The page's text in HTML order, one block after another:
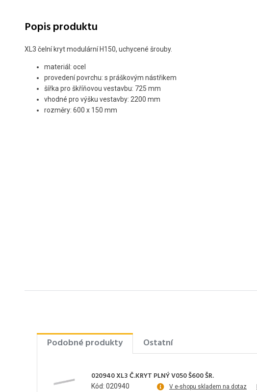
Popis produktu
XL3 čelní kryt modulární H150, uchycené šrouby.
materiál: ocel
provedení povrchu: s práškovým nástřikem
šířka pro škříňovou vestavbu: 725 mm
vhodné pro výšku vestavby: 2200 mm
rozměry: 600 x 150 mm
Podobné produkty Ostatní
020940 XL3 Č.KRYT PLNÝ V050 Š600 ŠR.
Kód: 020940 V e-shopu skladem na dotaz